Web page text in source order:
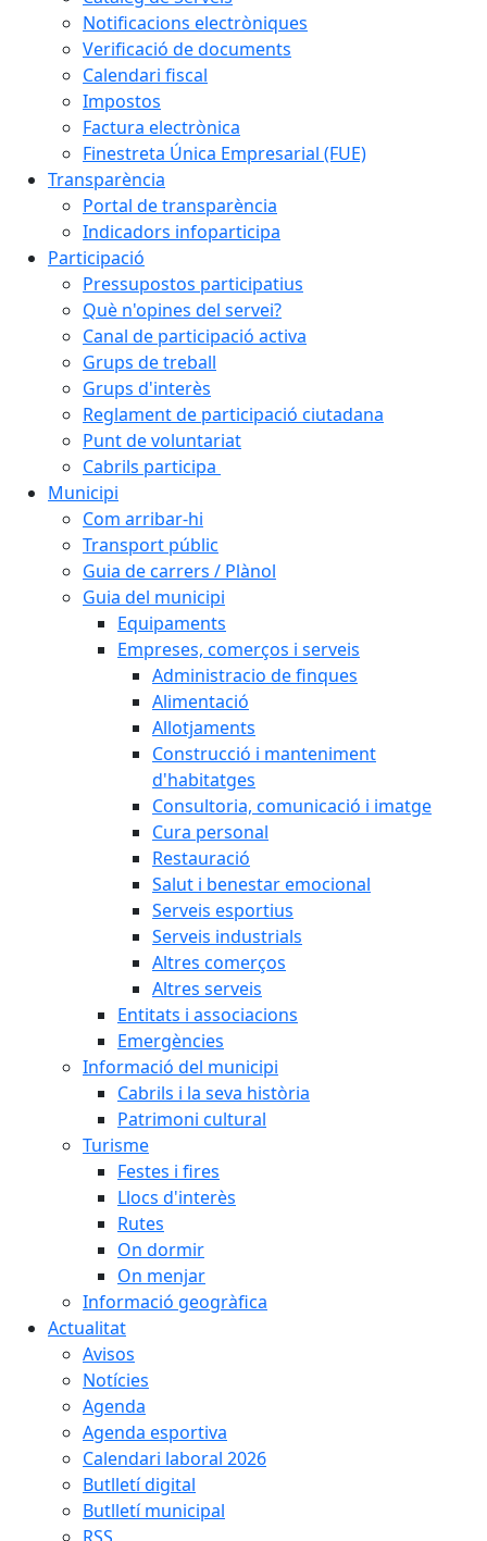
Notificacions electròniques
Verificació de documents
Calendari fiscal
Impostos
Factura electrònica
Finestreta Única Empresarial (FUE)
Transparència
Portal de transparència
Indicadors infoparticipa
Participació
Pressupostos participatius
Què n'opines del servei?
Canal de participació activa
Grups de treball
Grups d'interès
Reglament de participació ciutadana
Punt de voluntariat
Cabrils participa
Municipi
Com arribar-hi
Transport públic
Guia de carrers / Plànol
Guia del municipi
Equipaments
Empreses, comerços i serveis
Administracio de finques
Alimentació
Allotjaments
Construcció i manteniment
d'habitatges
Consultoria, comunicació i imatge
Cura personal
Restauració
Salut i benestar emocional
Serveis esportius
Serveis industrials
Altres comerços
Altres serveis
Entitats i associacions
Emergències
Informació del municipi
Cabrils i la seva història
Patrimoni cultural
Turisme
Festes i fires
Llocs d'interès
Rutes
On dormir
On menjar
Informació geogràfica
Actualitat
Avisos
Notícies
Agenda
Agenda esportiva
Calendari laboral 2026
Butlletí digital
Butlletí municipal